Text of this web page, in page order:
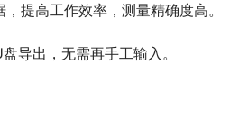
提高工作效率，测量精确度高。
导出，无需再手工输入。